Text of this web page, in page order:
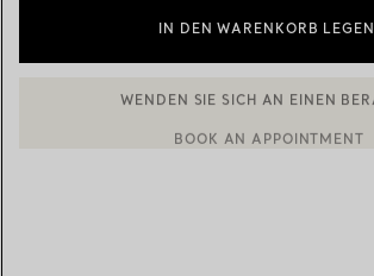
IN DEN WARENKORB LEGEN